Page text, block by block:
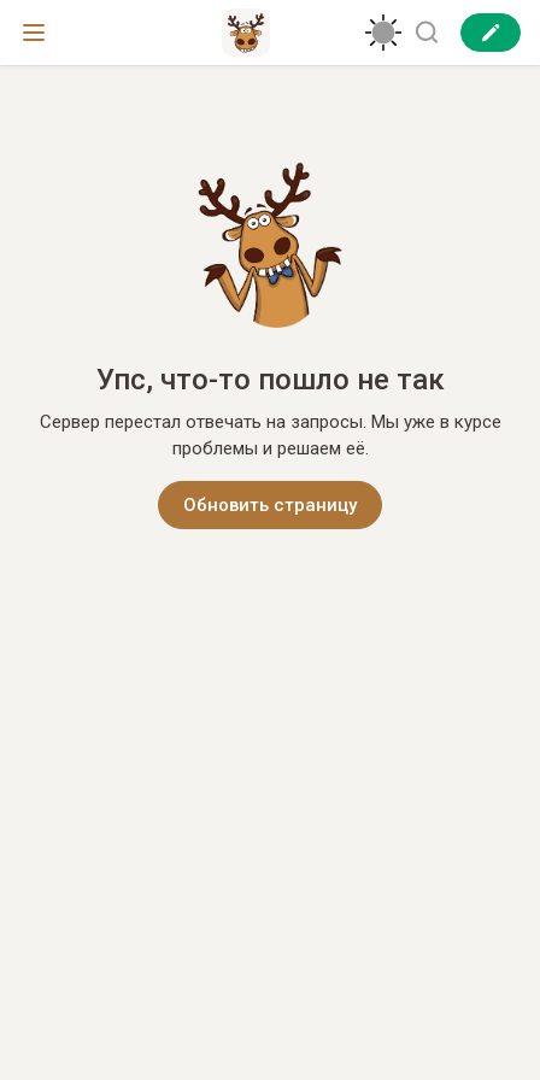
Упс, что-то пошло не так
Сервер перестал отвечать на запросы. Мы уже в курсе
проблемы и решаем её.
Обновить страницу